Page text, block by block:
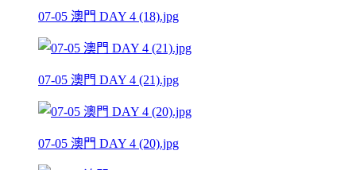
07-05 澳門 DAY 4 (18).jpg
07-05 澳門 DAY 4 (21).jpg
07-05 澳門 DAY 4 (20).jpg